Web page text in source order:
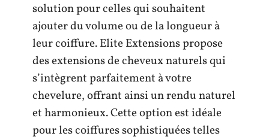
solution pour celles qui souhaitent
ajouter du volume ou de la longueur à
leur coiffure. Elite Extensions propose
des extensions de cheveux naturels qui
s’intègrent parfaitement à votre
chevelure, offrant ainsi un rendu naturel
et harmonieux. Cette option est idéale
pour les coiffures sophistiquées telles